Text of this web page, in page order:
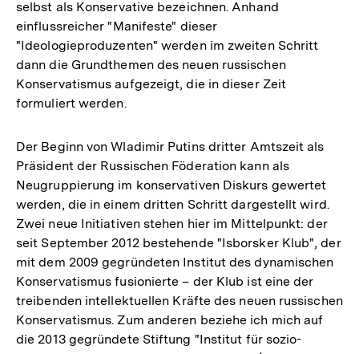
selbst als Konservative bezeichnen. Anhand
einflussreicher "Manifeste" dieser
"Ideologieproduzenten" werden im zweiten Schritt
dann die Grundthemen des neuen russischen
Konservatismus aufgezeigt, die in dieser Zeit
formuliert werden.
Der Beginn von Wladimir Putins dritter Amtszeit als
Präsident der Russischen Föderation kann als
Neugruppierung im konservativen Diskurs gewertet
werden, die in einem dritten Schritt dargestellt wird.
Zwei neue Initiativen stehen hier im Mittelpunkt: der
seit September 2012 bestehende "Isborsker Klub", der
mit dem 2009 gegründeten Institut des dynamischen
Konservatismus fusionierte – der Klub ist eine der
treibenden intellektuellen Kräfte des neuen russischen
Konservatismus. Zum anderen beziehe ich mich auf
die 2013 gegründete Stiftung "Institut für sozio-